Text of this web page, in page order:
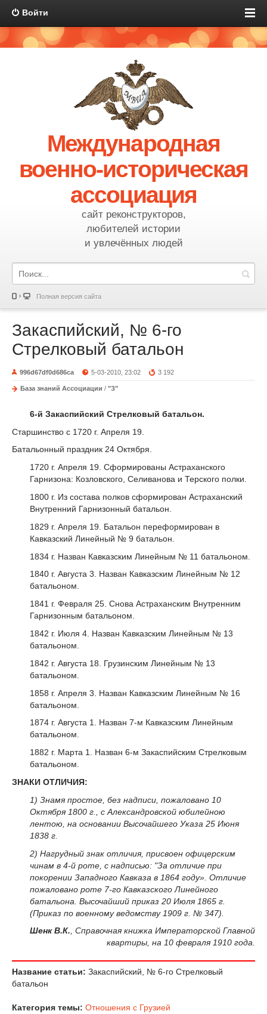
Войти
Международная
военно-историческая
ассоциация
сайт реконструкторов,
любителей истории
и увлечённых людей
Полная версия сайта
Закаспийский, № 6-го
Стрелковый батальон
996d67df0d686ca 5-03-2010, 23:02 3 192
База знаний Ассоциации / "З"
6-й Закаспийский Стрелковый батальон.
Старшинство с 1720 г. Апреля 19.
Батальонный праздник 24 Октября.
1720 г. Апреля 19. Сформированы Астраханского
Гарнизона: Козловского, Селиванова и Терского полки.
1800 г. Из состава полков сформирован Астраханский
Внутренний Гарнизонный батальон.
1829 г. Апреля 19. Батальон переформирован в
Кавказский Линейный № 9 батальон.
1834 г. Назван Кавказским Линейным № 11 батальоном.
1840 г. Августа 3. Назван Кавказским Линейным № 12
батальоном.
1841 г. Февраля 25. Снова Астраханским Внутренним
Гарнизонным батальоном.
1842 г. Июля 4. Назван Кавказским Линейным № 13
батальоном.
1842 г. Августа 18. Грузинским Линейным № 13
батальоном.
1858 г. Апреля 3. Назван Кавказским Линейным № 16
батальоном.
1874 г. Августа 1. Назван 7-м Кавказским Линейным
батальоном.
1882 г. Марта 1. Назван 6-м Закаспийским Стрелковым
батальоном.
ЗНАКИ ОТЛИЧИЯ:
1) Знамя простое, без надписи, пожаловано 10
Октября 1800 г., с Александровской юбилейною
лентою, на основании Высочайшего Указа 25 Июня
1838 г.
2) Нагрудный знак отличия, присвоен офицерским
чинам в 4-й роте, с надписью: "За отличие при
покорении Западного Кавказа в 1864 году». Отличие
пожаловано роте 7-го Кавказского Линейного
батальона. Высочайший приказ 20 Июля 1865 г.
(Приказ по военному ведомству 1909 г. № 347).
Шенк В.К., Справочная книжка Императорской Главной
квартиры, на 10 февраля 1910 года.
Название статьи: Закаспийский, № 6-го Стрелковый
батальон
Категория темы: Отношения с Грузией